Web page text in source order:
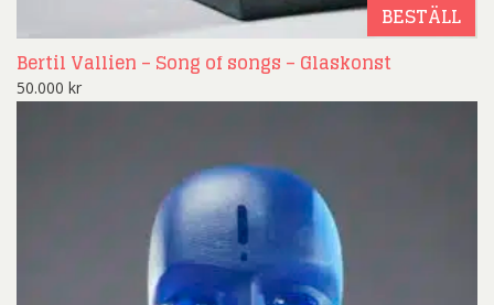
BESTÄLL
Bertil Vallien – Song of songs – Glaskonst
50.000 kr